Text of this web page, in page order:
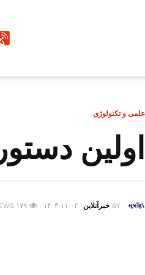
علمی و تکنولوژی
اولین
BY خبرآنلاین ۱۴۰۳-۱۱-۰۲ ۱۷۹